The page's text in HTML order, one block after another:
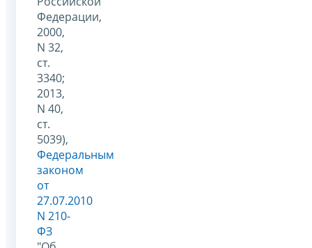
Федерации,
2000,
N 32,
ст.
3340;
2013,
N 40,
ст.
5039),
Федеральным
законом
от
27.07.2010
N 210-
ФЗ